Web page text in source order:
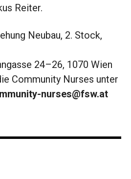
Reiter.
Neubau, 2. Stock,
24–26, 1070 Wien
Community Nurses unter
nurses@fsw.at